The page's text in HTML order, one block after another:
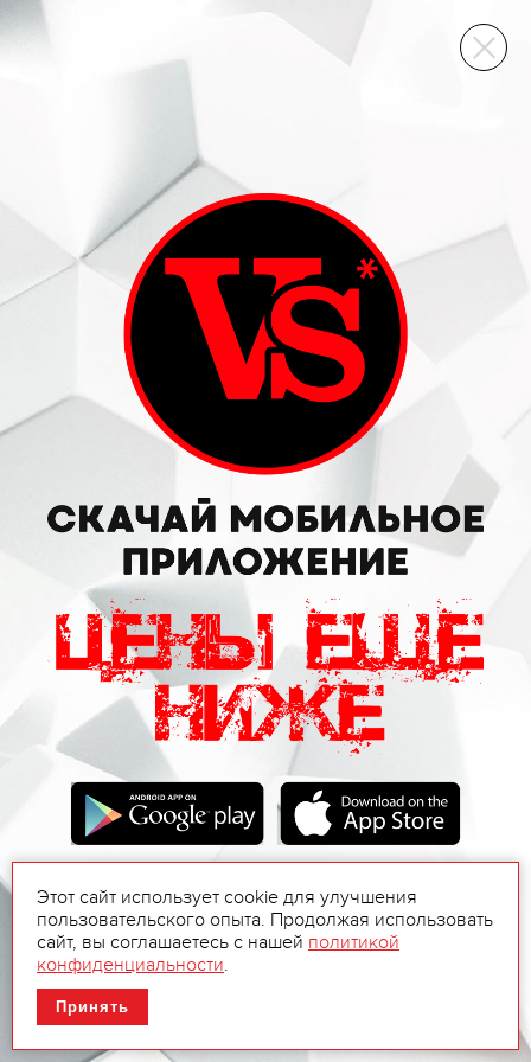
ВИННЫЙ СКЛАД
Этот сайт использует cookie для улучшения
пользовательского опыта. Продолжая использовать
сайт, вы соглашаетесь с нашей политикой
конфиденциальности.
Принять